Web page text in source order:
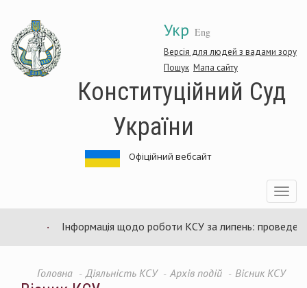
основного
матеріалу
Укр Eng
Версія для людей з вадами зору
Пошук Мапа сайту
Конституційний Суд
України
Офіційний вебсайт
Toggle
Інформація щодо роботи КСУ за липень: проведено
Головна Діяльність КСУ Архів подій Вісник КСУ